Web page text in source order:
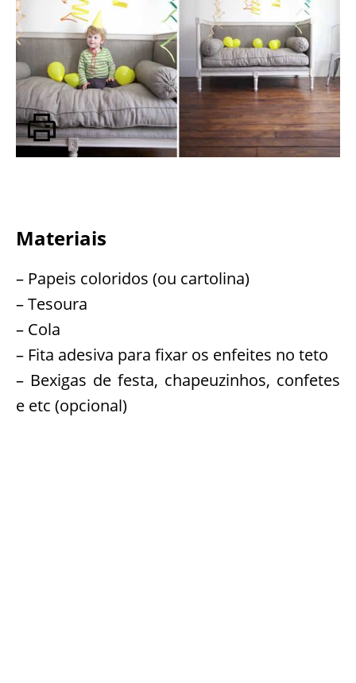
Materiais
– Papeis coloridos (ou cartolina)
– Tesoura
– Cola
– Fita adesiva para fixar os enfeites no teto
– Bexigas de festa, chapeuzinhos, confetes
e etc (opcional)